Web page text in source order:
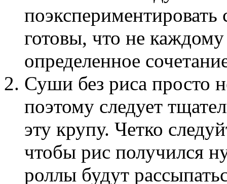
готовы, что не
определенное
Суши без риса просто
поэтому следует
эту крупу. Четко
чтобы рис получился
роллы будут